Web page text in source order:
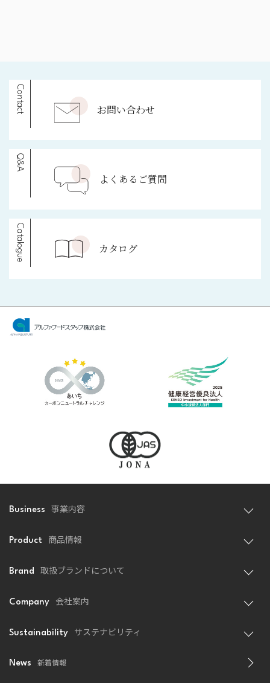
Contact お問い合わせ
Q&A
よくあるご質問
Catalogue カタログ
Business 事業内容
Product 商品情報
Brand 取扱ブランドについて
Company 会社案内
Sustainability サステナビリティ
News 新着情報